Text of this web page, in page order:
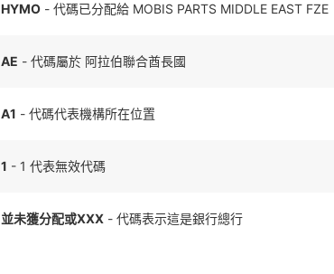
HYMO - 代碼已分配給 MOBIS PARTS MIDDLE EAST FZE
AE - 代碼屬於 阿拉伯聯合酋長國
A1 - 代碼代表機構所在位置
1 - 1 代表無效代碼
並未獲分配或XXX - 代碼表示這是銀行總行